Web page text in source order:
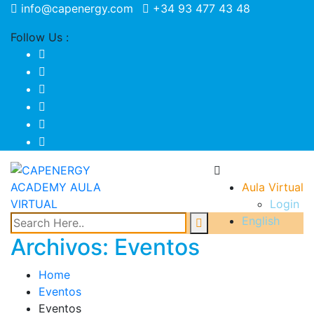
info@capenergy.com +34 93 477 43 48
Follow Us :
Aula Virtual
Login
English
Archivos: Eventos
Home
Eventos
Eventos